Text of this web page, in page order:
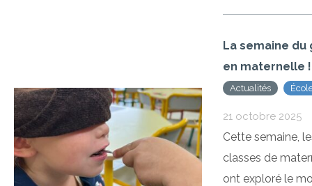
La semaine du
en maternelle !
Actualités
21 octobre 2025
Cette semaine,
classes de
ont exploré le